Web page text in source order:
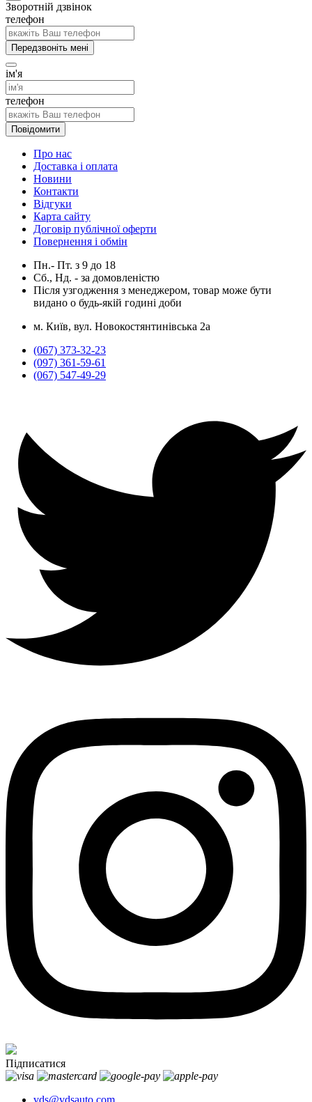
Зворотній дзвінок
телефон
Передзвоніть мені
ім'я
телефон
Повідомити
Про нас
Доставка і оплата
Новини
Контакти
Відгуки
Карта сайту
Договір публічної оферти
Повернення і обмін
Пн.- Пт. з 9 до 18
Сб., Нд. - за домовленістю
Після узгодження з менеджером, товар може бути
видано о будь-якій годині доби
м. Київ, вул. Новокостянтинівська 2а
(067) 373-32-23
(097) 361-59-61
(067) 547-49-29
Підписатися
vds@vdsauto.com